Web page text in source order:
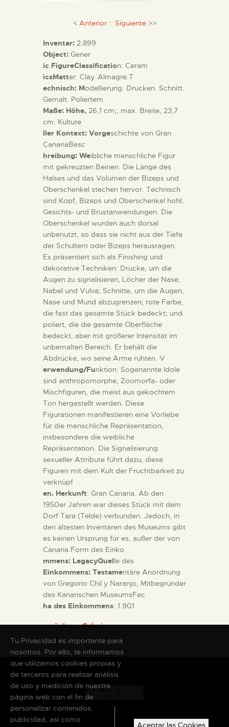
< Anterior:: Siguiente>>
Inventar: 2.899
Object: Gener
ic FigureClassification: Ceram
icsMatter: Clay. Almagre.T
echnisch: Modellierung. Drucken. Schnitt.
Gemalt. Poliertem.
Maße: Höhe, 26,1 cm;; max. Breite, 23,7
cm. Kulture
ller Kontext: Vorgeschichte von Gran
CanariaBesc
hreibung: Weibliche menschliche Figur
mit gekreuzten Beinen. Die Länge des
Halses und das Volumen der Bizeps und
Oberschenkel stechen hervor. Technisch
sind Kopf, Bizeps und Oberschenkel hohl;
Gesichts- und Brustanwendungen. Die
Oberschenkel wurden auch dorsal
unbenutzt, so dass sie nicht aus der Tiefe
der Schultern oder Bizeps herausragen.
Es präsentiert sich als Finishing und
dekorative Techniken: Drucke, um die
Augen zu signalisieren, Löcher der Nase,
Nabel und Vulva; Schnitte, um die Augen,
Nase und Mund abzugrenzen; rote Farbe,
die fast das gesamte Stück bedeckt; und
poliert, die die gesamte Oberfläche
bedeckt, aber mit größerer Intensität im
unbemalten Bereich. Er behält die
Abdrücke, wo seine Arme ruhten. V
erwendung/Funktion: Sogenannte Idole
sind anthropomorphe, Zoomorfa- oder
Mischfiguren, die meist aus gekochtem
Ton hergestellt werden. Diese
Figurationen manifestieren eine Vorliebe
für die menschliche Repräsentation,
insbesondere die weibliche
Repräsentation. Die Signalisierung
sexueller Attribute führt dazu, diese
Figuren mit dem Kult der Fruchtbarkeit zu
verknüpf
en. Herkunft: Gran Canaria. Ab den
1950er Jahren war dieses Stück mit dem
Dorf Tara (Telde) verbunden. Jedoch, in
den ältesten Inventaren des Museums gibt
es keinen Ursprung für es, außer der von
Canaria.Form des Einko
mmens: LegacyQuelle des
Einkommens: Testamentäre Anordnung
von Gregorio Chil y Naranjo, Mitbegründer
des Kanarischen MuseumsFec
ha des Einkommens: 1.901
zurück zur Galerie
Tu Privacidad es importante para
nosotros. Por ello, te informamos
que utilizamos cookies propias y
de terceros para realizar análisis
de uso y medición de nuestra
página web con el fin de
personalizar contenidos,
publicidad, así como
Aceptar las Cookies